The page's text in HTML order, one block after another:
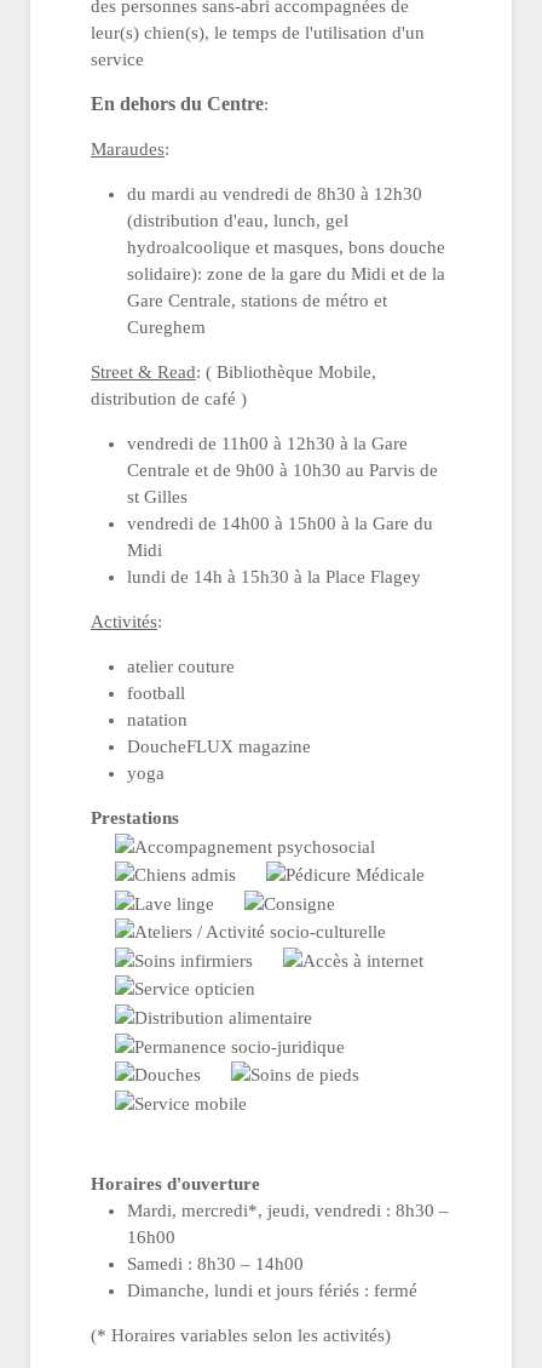
des personnes sans-abri accompagnées de
leur(s) chien(s), le temps de l'utilisation d'un
service
En dehors du Centre:
Maraudes:
du mardi au vendredi de 8h30 à 12h30
(distribution d'eau, lunch, gel
hydroalcoolique et masques, bons douche
solidaire): zone de la gare du Midi et de la
Gare Centrale, stations de métro et
Cureghem
Street & Read: ( Bibliothèque Mobile,
distribution de café )
vendredi de 11h00 à 12h30 à la Gare
Centrale et de 9h00 à 10h30 au Parvis de
st Gilles
vendredi de 14h00 à 15h00 à la Gare du
Midi
lundi de 14h à 15h30 à la Place Flagey
Activités:
atelier couture
football
natation
DoucheFLUX magazine
yoga
Prestations
Horaires d'ouverture
Mardi, mercredi*, jeudi, vendredi : 8h30 –
16h00
Samedi : 8h30 – 14h00
Dimanche, lundi et jours fériés : fermé
(* Horaires variables selon les activités)